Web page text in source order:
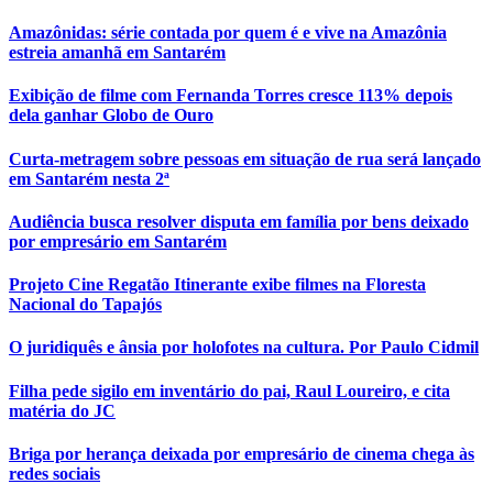
Amazônidas: série contada por quem é e vive na Amazônia
estreia amanhã em Santarém
Exibição de filme com Fernanda Torres cresce 113% depois
dela ganhar Globo de Ouro
Curta-metragem sobre pessoas em situação de rua será lançado
em Santarém nesta 2ª
Audiência busca resolver disputa em família por bens deixado
por empresário em Santarém
Projeto Cine Regatão Itinerante exibe filmes na Floresta
Nacional do Tapajós
O juridiquês e ânsia por holofotes na cultura. Por Paulo Cidmil
Filha pede sigilo em inventário do pai, Raul Loureiro, e cita
matéria do JC
Briga por herança deixada por empresário de cinema chega às
redes sociais